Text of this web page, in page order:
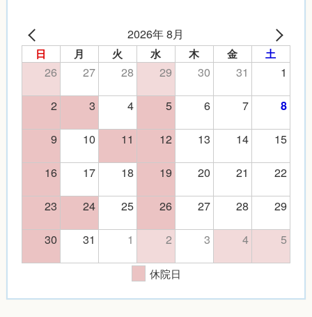
2026年 8月
日 月 火 水 木 金 土
26 27 28 29 30 31
1
2
3 4 5 6 7 8
9 10 11 12 13 14
15
16
17 18 19 20 21
22
23
24 25 26 27 28
29
30
31 1 2 3 4 5
休院日